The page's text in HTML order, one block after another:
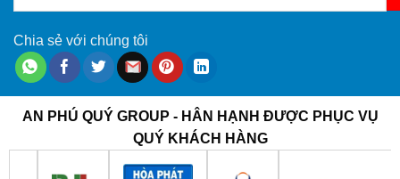
Chia sẻ với chúng tôi
AN PHÚ QUÝ GROUP - HÂN HẠNH ĐƯỢC PHỤC VỤ
QUÝ KHÁCH HÀNG